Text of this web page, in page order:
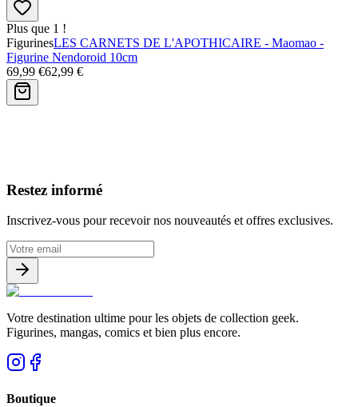
Plus que 1 !
FigurinesLES CARNETS DE L'APOTHICAIRE - Maomao -
Figurine Nendoroid 10cm
69,99 €62,99 €
Restez informé
Inscrivez-vous pour recevoir nos nouveautés et offres exclusives.
Votre destination ultime pour les objets de collection geek.
Figurines, mangas, comics et bien plus encore.
Boutique